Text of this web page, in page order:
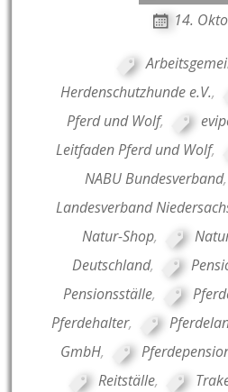
14.
Herdenschutzhunde e.V.,
Pferd und Wolf,
Leitfaden Pferd und Wolf,
NABU Bundesverband,
Landesverband
Natur-Shop,
Deutschland,
Pensionsställe,
Pferdehalter,
GmbH,
Reitställe,